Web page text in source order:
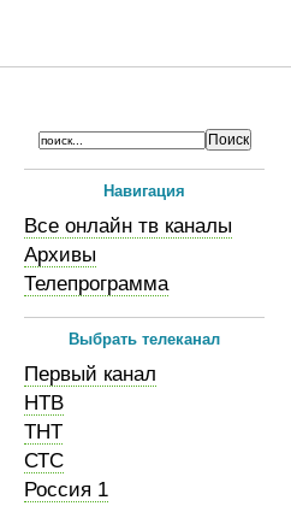
Навигация
Все онлайн тв каналы
Архивы
Телепрограмма
Выбрать телеканал
Первый канал
НТВ
ТНТ
СТС
Россия 1